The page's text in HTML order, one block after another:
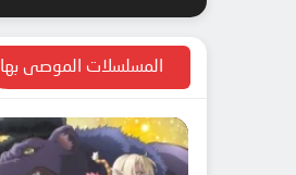
المسلسلات الموصى بها